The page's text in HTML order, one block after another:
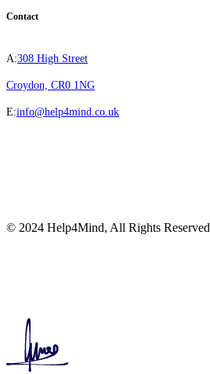
Contact
A:308 High Street
Croydon, CR0 1NG
E:info@help4mind.co.uk
© 2024 Help4Mind, All Rights Reserved